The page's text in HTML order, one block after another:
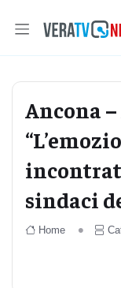
Ancona
sindaci
Home